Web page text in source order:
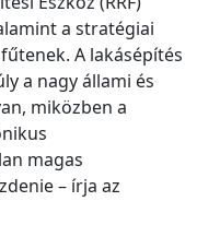
a stratégiai
A lakásépítés
a nagy állami és
miközben a
magas
– írja az